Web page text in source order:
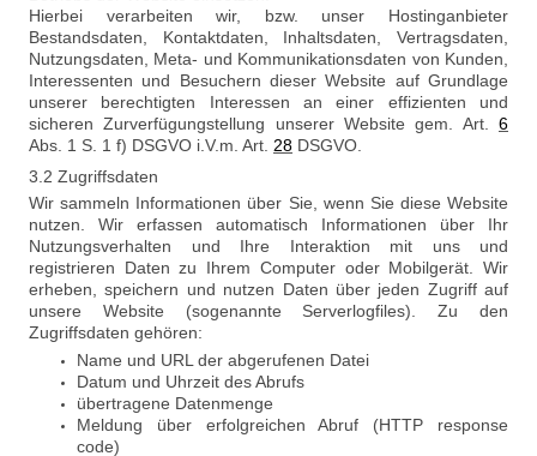
Hierbei verarbeiten wir, bzw. unser Hostinganbieter
Bestandsdaten, Kontaktdaten, Inhaltsdaten, Vertragsdaten,
Nutzungsdaten, Meta- und Kommunikationsdaten von Kunden,
Interessenten und Besuchern dieser Website auf Grundlage
unserer berechtigten Interessen an einer effizienten und
sicheren Zurverfügungstellung unserer Website gem. Art. 6
Abs. 1 S. 1 f) DSGVO i.V.m. Art. 28 DSGVO.
3.2 Zugriffsdaten
Wir sammeln Informationen über Sie, wenn Sie diese Website
nutzen. Wir erfassen automatisch Informationen über Ihr
Nutzungsverhalten und Ihre Interaktion mit uns und
registrieren Daten zu Ihrem Computer oder Mobilgerät. Wir
erheben, speichern und nutzen Daten über jeden Zugriff auf
unsere Website (sogenannte Serverlogfiles). Zu den
Zugriffsdaten gehören:
Name und URL der abgerufenen Datei
Datum und Uhrzeit des Abrufs
übertragene Datenmenge
Meldung über erfolgreichen Abruf (HTTP response
code)